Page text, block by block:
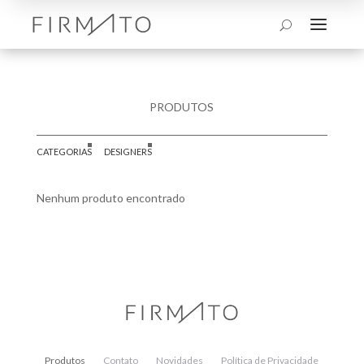
U a
PRODUTOS
CATEGORIAS DESIGNERS
Nenhum produto encontrado
Produtos Contato Novidades
Política de Privacidade